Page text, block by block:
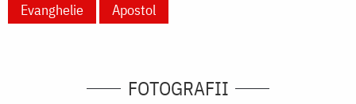
Evanghelie
Apostol
FOTOGRAFII